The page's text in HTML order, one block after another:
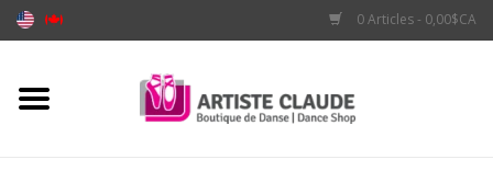
0 Articles - 0,00$CA
Accueil